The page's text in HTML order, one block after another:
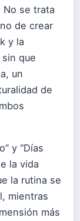
se trata
de crear
y la
que
un
de
y “Días
la vida
la rutina se
mientras
más